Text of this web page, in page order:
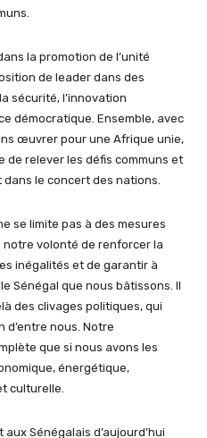
la promotion de l’unité
de leader dans des
sécurité, l’innovation
démocratique. Ensemble, avec
œuvrer pour une Afrique unie,
de relever les défis communs et
dans le concert des nations.
se limite pas à des mesures
notre volonté de renforcer la
inégalités et de garantir à
Sénégal que nous bâtissons. Il
des clivages politiques, qui
d’entre nous. Notre
que si nous avons les
énergétique,
culturelle.
Sénégalais d’aujourd’hui